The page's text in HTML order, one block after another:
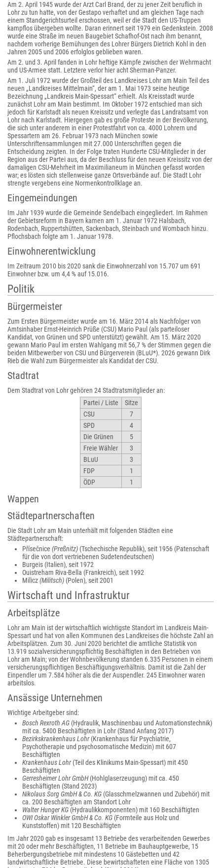
Am 2. April 1945 wurde der Arzt Carl Brand, der zu jener Zeit beruflich in
Lohr zu tun hatte, von der Gestapo verhaftet und am gleichen Tage nach
einem Standgerichtsurteil erschossen, weil er die Stadt den US-Truppen
kampflos übergeben wollte. Daran erinnert seit 1979 ein Gedenkstein. 2008
wurde eine Straße im neuen Baugebiet Schafhof-Ost nach ihm benannt,
nachdem vorherige Bemühungen des Lohrer Bürgers Dietrich Kohl in den
Jahren 2005 und 2006 erfolglos geblieben waren.
Am 2. und 3. April fanden in Lohr heftige Kämpfe zwischen der Wehrmacht
und US-Armee statt. Letztere verlor hier acht Sherman-Panzer.
Am 1. Juli 1972 wurde der Großteil des Landkreises Lohr am Main Teil des
neuen „Landkreises Mittelmain“, der am 1. Mai 1973 seine heutige
Bezeichnung „Landkreis Main-Spessart“ erhielt. Als Kreisstadt wurde
zunächst Lohr am Main bestimmt. Im Oktober 1972 entschied man sich
jedoch für Karlstadt als neuen Kreissitz und verlegte das Landratsamt von
Lohr nach Karlstadt. Hiergegen gab es große Proteste in der Bevölkerung,
die sich unter anderem in einer Protestfahrt von ca. 4000 Lohrern und
Spessartern am 26. Februar 1973 nach München sowie
Unterschriftensammlungen mit 27.000 Unterschriften gegen die
Entscheidung zeigten. In der Folge traten Hunderte CSU-Mitglieder in der
Region aus der Partei aus, da der Beschluss für den neuen Kreissitz von der
damaligen CSU-Mehrheit im Maximilianeum in München gefasst worden
war; es lösten sich stellenweise ganze Ortsverbände auf. Die Stadt Lohr
strengte vergebens eine Normenkontrollklage an.
Eingemeindungen
Im Jahr 1939 wurde die Gemeinde Sendelbach eingegliedert. Im Rahmen
der Gebietsreform in Bayern kamen am 1. Januar 1972 Halsbach,
Rodenbach, Ruppertshütten, Sackenbach, Steinbach und Wombach hinzu.
Pflochsbach folgte am 1. Januar 1978.
Einwohnerentwicklung
Im Zeitraum 2010 bis 2020 sank die Einwohnerzahl von 15.707 um 691
Einwohner bzw. um 4,4 % auf 15.016.
Politik
Bürgermeister
Zum Ersten Bürgermeister wurde am 16. März 2014 als Nachfolger von
Amtsinhaber Ernst-Heinrich Prüße (CSU) Mario Paul (als parteiloser
Kandidat, von Grünen und SPD unterstützt) gewählt. Am 15. März 2020
gewann Mario Paul im ersten Wahlgang mit 56,7 % der Stimmen gegen die
beiden Mitbewerber von CSU und Bürgerverein (BLuU*). 2026 gewann Dirk
Rieb die Wahl zum Bürgermeister als Kandidat der CSU.
Stadtrat
Dem Stadtrat von Lohr gehören 24 Stadtratsmitglieder an:
Partei / Liste
Sitze
CSU
7
SPD
4
Die Grünen
5
Freie Wähler
3
BLuU
3
FDP
1
ÖDP
1
Wappen
Städtepartnerschaften
Die Stadt Lohr am Main unterhält mit folgenden Städten eine
Städtepartnerschaft:
Přísečnice (Preßnitz) (Tschechische Republik), seit 1956 (Patenschaft
für die von dort vertriebenen Sudetendeutschen)
Burgeis (Italien), seit 1972
Ouistreham Riva-Bella (Frankreich), seit 1992
Milicz(Militsch) (Polen), seit 2001
Wirtschaft und Infrastruktur
Arbeitsplätze
Lohr am Main ist der wirtschaftlich wichtigste Standort im Landkreis Main-
Spessart und hat von allen Kommunen des Landkreises die höchste Zahl an
Arbeitsplätzen. Zum 30. Juni 2020 berichtet die amtliche Statistik von
13.919 sozialversicherungspflichtig Beschäftigten in den Betrieben von
Lohr am Main; von der Wohnbevölkerung standen 6.335 Personen in einem
versicherungspflichtigen Beschäftigungsverhältnis. Damit ist die Zahl der
Einpendler um 7.584 höher als die der Auspendler. 245 Einwohner waren
arbeitslos.
Ansässige Unternehmen
Wichtige Arbeitgeber sind:
Bosch Rexroth AG (Hydraulik, Maschinenbau und Automationstechnik)
mit ca. 5400 Beschäftigten in Lohr (Stand Anfang 2017)
Bezirkskrankenhaus Lohr(Krankenhaus für Psychiatrie,
Psychotherapie und psychosomatische Medizin) mit 607
Beschäftigten
Krankenhaus Lohr(Teil des Klinikums Main-Spessart) mit 450
Beschäftigten
Gerresheimer Lohr GmbH(Hohlglaserzeugung) mit ca. 450
Beschäftigten (Stand 2023)
Nikolaus Sorg GmbH & Co. KG (Glasschmelzwannen und Zubehör) mit
ca. 200 Beschäftigten am Standort Lohr
Walter Hunger KG (Hydraulikkomponenten) mit 160 Beschäftigten
OWI Oskar Winkler GmbH & Co. KG (Formteile aus Holz und
Kunststoffen) mit 120 Beschäftigten
Im Jahr 2020 gab es insgesamt 13 Betriebe des verarbeitenden Gewerbes
mit 20 oder mehr Beschäftigten, 11 Betriebe im Bauhauptgewerbe, 15
Beherbergungsbetriebe mit mindestens 10 Gästebetten und 42
landwirtschaftliche Betriebe. Diese bewirtschafteten eine Fläche von 1305